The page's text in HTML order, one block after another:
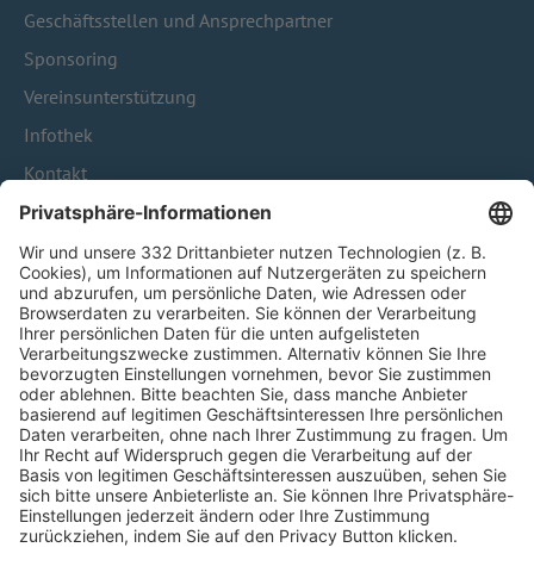
Geschäftsstellen und Ansprechpartner
Sponsoring
Vereinsunterstützung
Infothek
Kontakt
HÄUFIG BESUCHTE SEITEN
Pässe und Vereinswechsel
Trainerausbildung
Schulungsangebot Vereinsmitarbeiter
BFV-Geschäftsstellen
Trainerbörse
Login SpielPlus
FOLGE DEM BFV